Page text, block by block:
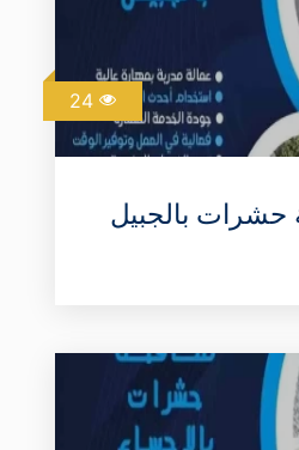
بالجبيل